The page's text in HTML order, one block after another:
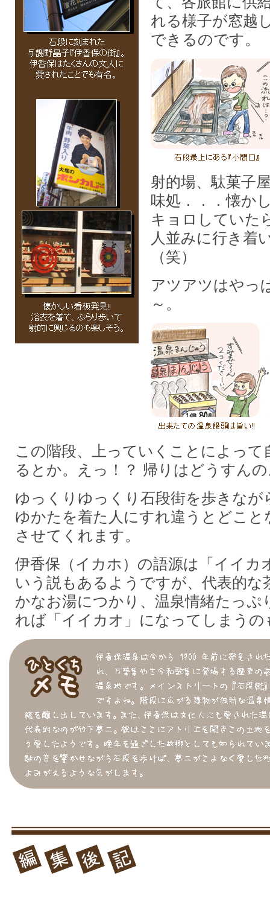
れる様子が窓越
できるのです。
射的場、駄菓子
味処．．．懐か
キョロしていた
人並みに行き着
（笑）
アツアツはやっ
～。
この階段、上っていくことによって
るとか。えっ！？ 帰りはどうすん
ゆっくりゆっくり石段街を歩きなが
ゆかたを着た人にすれ違うとどこと
させてくれます。
伊香保（イカホ）の語源は「イイカ
いう説もあるようですが、代表的な
かなお湯につかり、温泉情緒たっぷ
れば「イイカオ」になってしまうの